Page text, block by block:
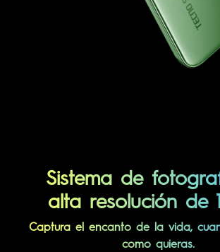
Sistema de
alta resolución de
Captura el encanto de la vida,
como quieras.